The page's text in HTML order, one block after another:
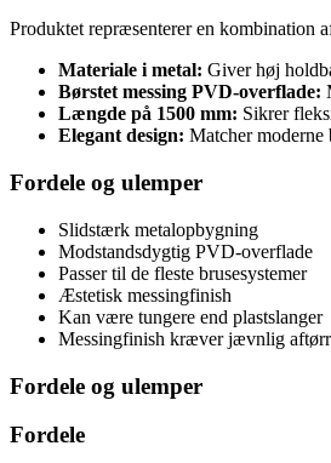
Produktet repræsenterer en kombination
Materiale i metal: Giver høj
Børstet messing PVD-overflade:
Længde på 1500 mm: Sikrer
Elegant design: Matcher moderne
Fordele og ulemper
Slidstærk metalopbygning
Modstandsdygtig PVD-overflade
Passer til de fleste brusesystemer
Æstetisk messingfinish
Kan være tungere end plastslanger
Messingfinish kræver jævnlig
Fordele og ulemper
Fordele